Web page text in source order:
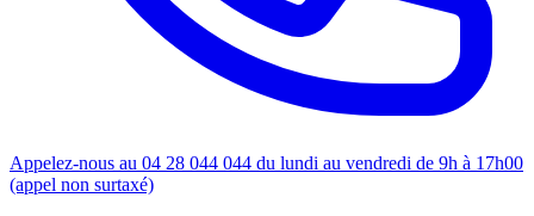
Appelez-nous au 04 28 044 044 du lundi au vendredi de 9h à 17h00
(appel non surtaxé)